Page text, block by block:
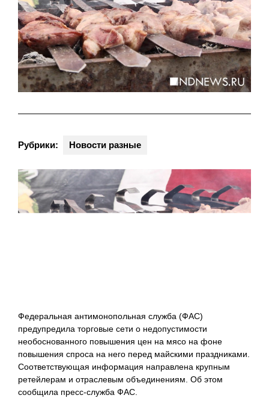
Рубрики: Новости разные
Федеральная антимонопольная служба (ФАС)
предупредила торговые сети о недопустимости
необоснованного повышения цен на мясо на фоне
повышения спроса на него перед майскими праздниками.
Соответствующая информация направлена крупным
ретейлерам и отраслевым объединениям. Об этом
сообщила пресс-служба ФАС.